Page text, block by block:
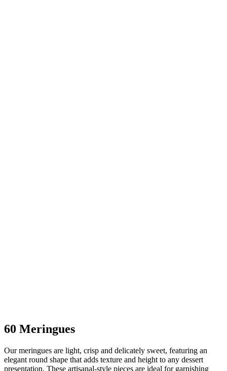
60 Meringues
Our meringues are light, crisp and delicately sweet, featuring an
elegant round shape that adds texture and height to any dessert
presentation. These artisanal-style pieces are ideal for garnishing